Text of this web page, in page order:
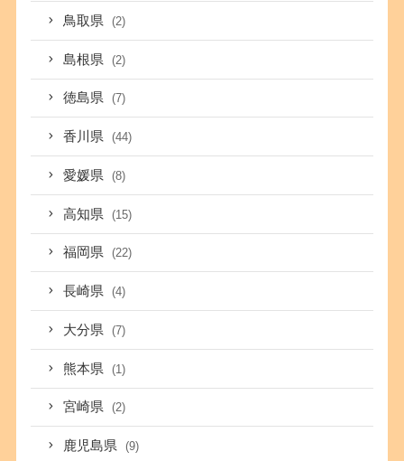
鳥取県 (2)
島根県 (2)
徳島県 (7)
香川県 (44)
愛媛県 (8)
高知県 (15)
福岡県 (22)
長崎県 (4)
大分県 (7)
熊本県 (1)
宮崎県 (2)
鹿児島県 (9)